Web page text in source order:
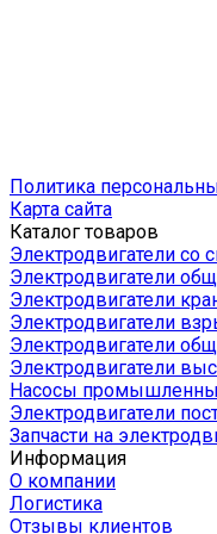
Политика
Карта сайта
Каталог товаров
Электродвигатели со
Электродвигатели
Электродвигатели
Электродвигатели
Электродвигатели
Электродвигатели
Насосы
Электродвигатели
Запчасти на
Информация
О компании
Логистика
Отзывы клиентов